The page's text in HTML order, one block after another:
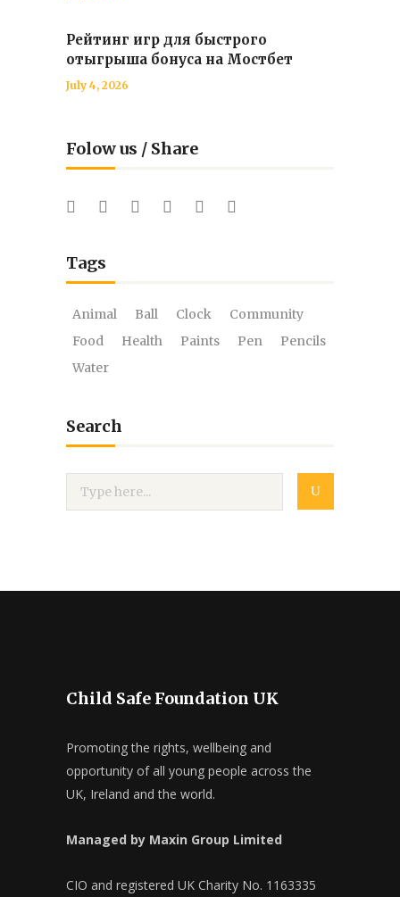
Рейтинг игр для быстрого
отыгрыша бонуса на Мостбет
July 4, 2026
Folow us / Share
Tags
Animal Ball Clock
Community
Food
Health Paints Pen
Pencils
Water
Search
Child Safe Foundation UK
Promoting the rights, wellbeing and
opportunity of all young people across the
UK, Ireland and the world.
Managed by Maxin Group Limited
CIO and registered UK Charity No. 1163335